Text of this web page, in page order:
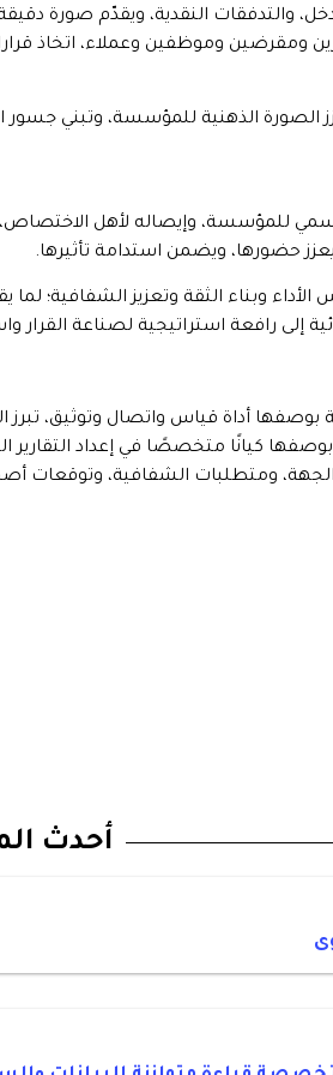
والتدفقات النقدية، ويقدّم صورة
وموظفين وعملاء، اتخاذ
تعزز الصورة الذهنية للمؤسسة، وتبني
للمؤسسة، وإيصاله لأهل
حضورها، ويضمن استدامة تأثيرها.
الأداء وبناء الثقة وتعزيز
إلى رافعة استراتيجية لصناعة القرار
بوصفها أداة قياس واتصال وتوثيق،
بوصفها كيانًا متخصصًا في إعداد
ومتطلبات الشفافية، وتوقعات
أحدث